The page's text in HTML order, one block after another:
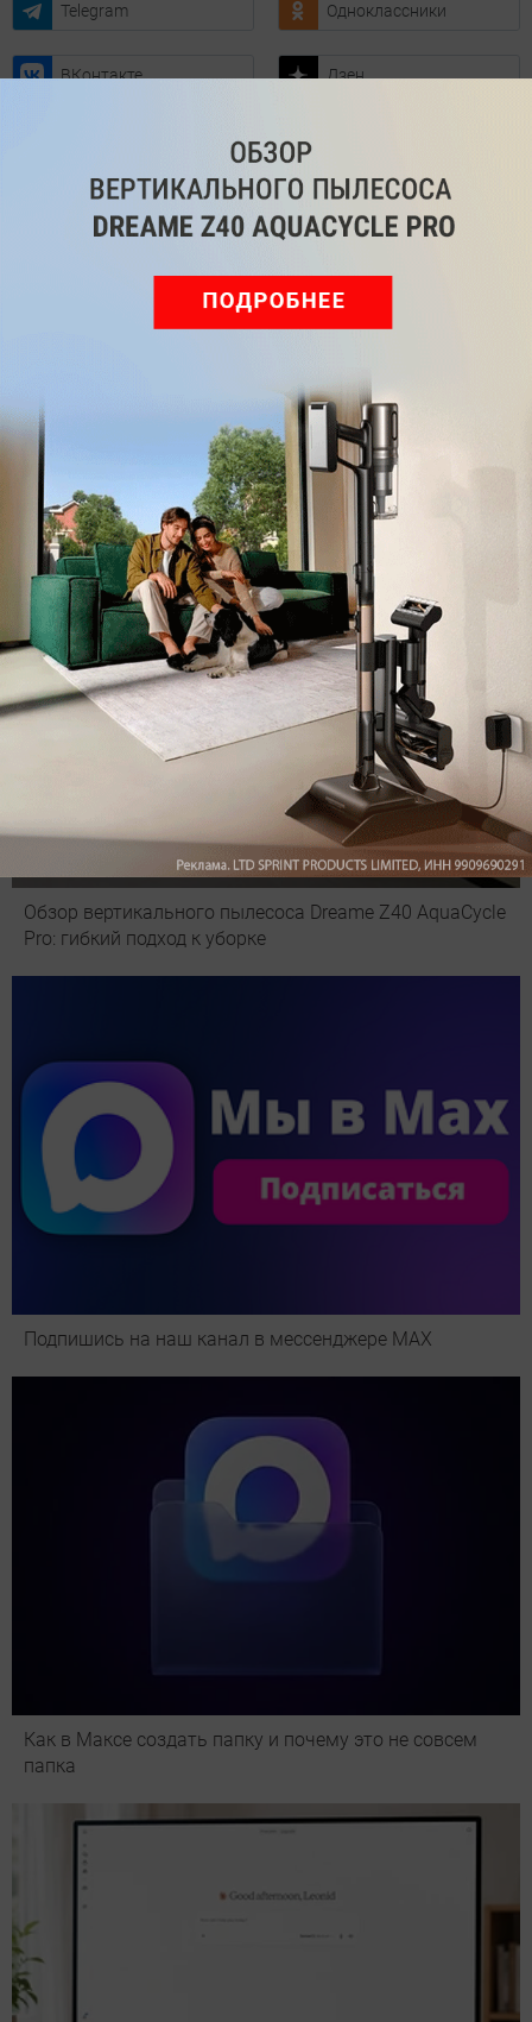
Telegram Одноклассники
ВКонтакте Дзен
Комментарии Написать
Зарегистрируйтесь, чтобы
оставить комментарий
Рекомендуем
Обзор вертикального пылесоса Dreame Z40 AquaCycle
Pro: гибкий подход к уборке
Подпишись на наш канал в мессенджере МАХ
Как в Максе создать папку и почему это не совсем
папка